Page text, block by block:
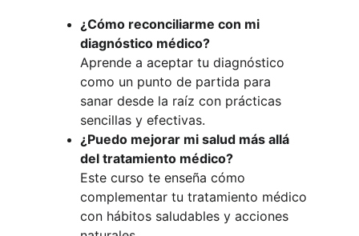
¿Cómo reconciliarme con mi
diagnóstico médico?
Aprende a aceptar tu diagnóstico
como un punto de partida para
sanar desde la raíz con prácticas
sencillas y efectivas.
¿Puedo mejorar mi salud más allá
del tratamiento médico?
Este curso te enseña cómo
complementar tu tratamiento médico
con hábitos saludables y acciones